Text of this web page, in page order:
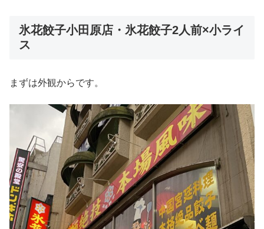
氷花餃子小田原店・氷花餃子2人前×小ライ
ス
まずは外観からです。